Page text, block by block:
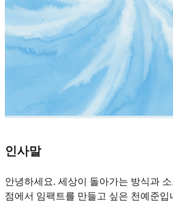
인사말
안녕하세요. 세상이 돌아가는 방식과
점에서 임팩트를 만들고 싶은 천예준입